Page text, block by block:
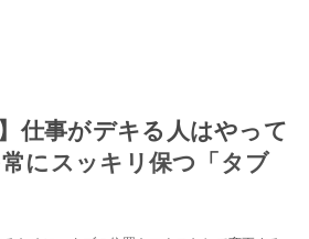
】仕事がデキる人はやって
にスッキリ保つ「タブ